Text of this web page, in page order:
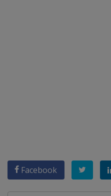
Facebook